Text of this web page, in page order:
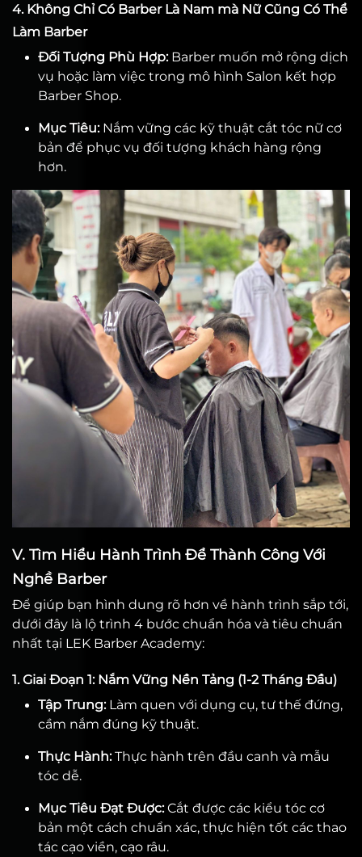
4. Không Chỉ Có Barber Là Nam mà Nữ Cũng Có Thể
Làm Barber
Đối Tượng Phù Hợp:Barber muốn mở rộng dịch
vụ hoặc làm việc trong mô hình Salon kết hợp
Barber Shop.
Mục Tiêu:Nắm vững các kỹ thuật cắt tóc nữ cơ
bản để phục vụ đối tượng khách hàng rộng
hơn.
V. Tìm Hiểu Hành Trình Để Thành Công Với
Nghề Barber
Để giúp bạn hình dung rõ hơn về hành trình sắp tới,
dưới đây là lộ trình 4 bước chuẩn hóa và tiêu chuẩn
nhất tại LEK Barber Academy:
1. Giai Đoạn 1: Nắm Vững Nền Tảng (1-2 Tháng Đầu)
Tập Trung:Làm quen với dụng cụ, tư thế đứng,
cầm nắm đúng kỹ thuật.
Thực Hành:Thực hành trên đầu canh và mẫu
tóc dễ.
Mục Tiêu Đạt Được:Cắt được các kiểu tóc cơ
bản một cách chuẩn xác, thực hiện tốt các thao
tác cạo viền, cạo râu.